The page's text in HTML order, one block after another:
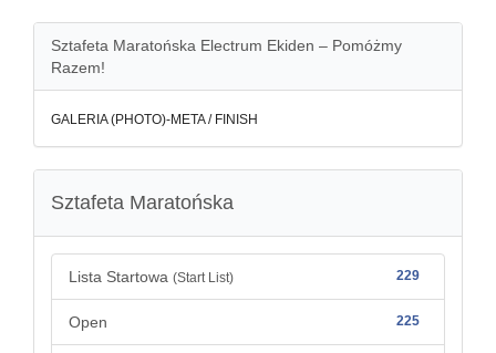
Sztafeta Maratońska Electrum Ekiden – Pomóżmy
Razem!
GALERIA (PHOTO)-META / FINISH
Sztafeta Maratońska
Lista Startowa (Start List) 229
Open 225